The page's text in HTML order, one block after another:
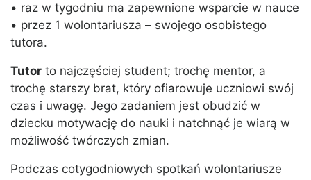
• raz w tygodniu ma zapewnione wsparcie w nauce
• przez 1 wolontariusza – swojego osobistego
tutora.
Tutor to najczęściej student; trochę mentor, a
trochę starszy brat, który ofiarowuje uczniowi swój
czas i uwagę. Jego zadaniem jest obudzić w
dziecku motywację do nauki i natchnąć je wiarą w
możliwość twórczych zmian.
Podczas cotygodniowych spotkań wolontariusze